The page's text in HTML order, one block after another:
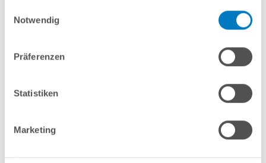
Notwendig
Präferenzen
Statistiken
Marketing